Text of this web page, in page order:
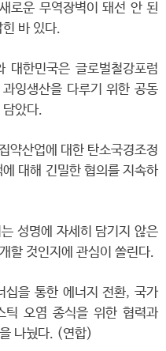
로운 무역장벽이 돼선 안 된
바 있다.
대한민국은 글로벌철강포럼
잉생산을 다루기 위한 공동
담았다.
약산업에 대한 탄소국경조정
대해 긴밀한 협의를 지속하
성명에 자세히 담기지 않은
할 것인지에 관심이 쏠린다.
을 통한 에너지 전환, 국가
오염 종식을 위한 협력과
나눴다. (연합)